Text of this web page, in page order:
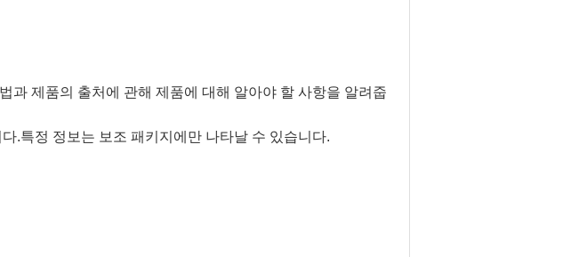
과 제품의 출처에 관해 제품에 대해 알아야 할 사항을 알려줍
.특정 정보는 보조 패키지에만 나타날 수 있습니다.